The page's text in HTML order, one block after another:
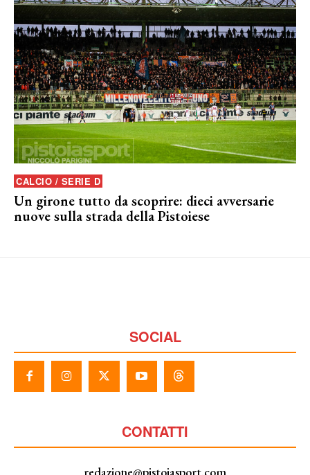
CALCIO / SERIE D
Un girone tutto da scoprire: dieci avversarie
nuove sulla strada della Pistoiese
SOCIAL
CONTATTI
redazione@pistoiasport.com